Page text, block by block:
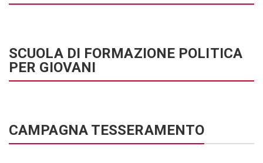
SCUOLA DI FORMAZIONE POLITICA
PER GIOVANI
CAMPAGNA TESSERAMENTO